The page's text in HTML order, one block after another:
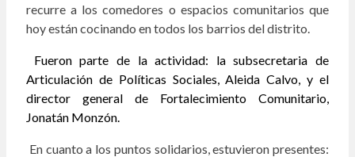
recurre a los comedores o espacios comunitarios que
hoy están cocinando en todos los barrios del distrito.
Fueron parte de la actividad: la subsecretaria de
Articulación de Políticas Sociales, Aleida Calvo, y el
director general de Fortalecimiento Comunitario,
Jonatán Monzón.
En cuanto a los puntos solidarios, estuvieron presentes: